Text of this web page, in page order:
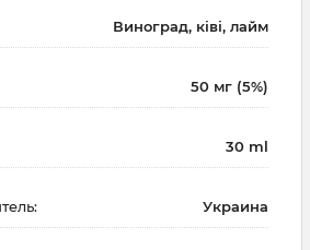
Виноград, ківі, лайм
50 мг (5%)
30 ml
Украина